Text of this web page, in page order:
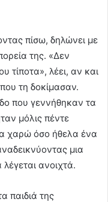
πίσω, δηλώνει με
της. «Δεν
τίποτα», λέει, αν και
τη δοκίμασαν.
που γεννήθηκαν τα
μόλις πέντε
χαρώ όσο ήθελα ένα
μια
ανοιχτά.
παιδιά της